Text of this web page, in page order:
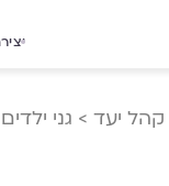
קהל יעד > גני ילדים